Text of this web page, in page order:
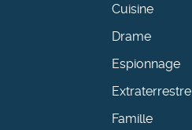
Cuisine
Drame
Espionnage
Extraterrestre
Famille